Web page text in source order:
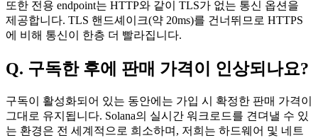
또한 전용 endpoint는 HTTP와 같이 TLS가 없는 통신 옵션을
제공합니다. TLS 핸드셰이크(약 20ms)를 건너뛰므로 HTTPS
에 비해 통신이 한층 더 빨라집니다.
Q. 구독한 후에 판매 가격이 인상되나요?
구독이 활성화되어 있는 동안에는 가입 시 확정한 판매 가격이
그대로 유지됩니다. Solana의 실시간 워크로드를 견뎌낼 수 있
는 환경은 전 세계적으로 희소하며, 저희는 하드웨어 및 네트